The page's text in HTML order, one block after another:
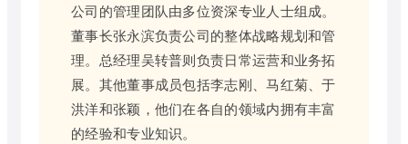
公司的管理团队由多位资深专业人士组成。
董事长张永滨负责公司的整体战略规划和管
理。总经理吴转普则负责日常运营和业务拓
展。其他董事成员包括李志刚、马红菊、于
洪洋和张颖，他们在各自的领域内拥有丰富
的经验和专业知识。